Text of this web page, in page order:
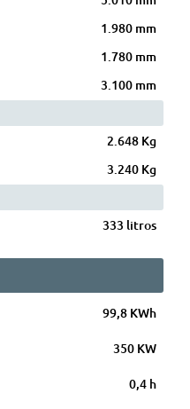
1.980 mm
1.780 mm
3.100 mm
2.648 Kg
3.240 Kg
333 litros
99,8 KWh
350 KW
0,4 h